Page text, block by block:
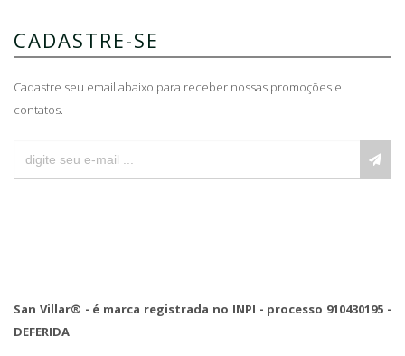
CADASTRE-SE
Cadastre seu email abaixo para receber nossas promoções e
contatos.
San Villar® - é marca registrada no INPI - processo 910430195 -
DEFERIDA